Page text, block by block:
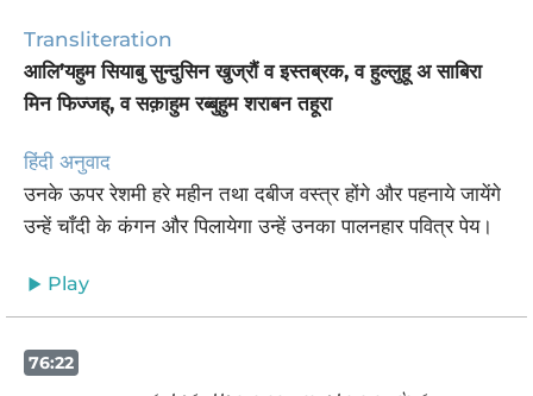
Transliteration
आलि’यहुम सियाबु सुन्दुसिन खुज्रौं व इस्तब्रक, व हुल्लुहू अ साबिरा
मिन फिज्जह्, व सक़ाहुम रब्बुहुम शराबन तहूरा
हिंदी अनुवाद
उनके ऊपर रेशमी हरे महीन तथा दबीज वस्त्र होंगे और पहनाये जायेंगे
उन्हें चाँदी के कंगन और पिलायेगा उन्हें उनका पालनहार पवित्र पेय।
Play
76:22